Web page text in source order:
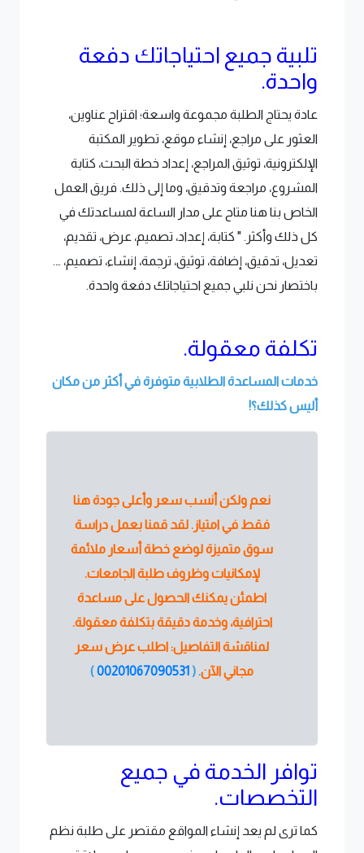
تلبية جميع احتياجاتك دفعة
واحدة.
عادة يحتاج الطلبة مجموعة واسعة؛ اقتراح عناوين،
العثور على مراجع، إنشاء موقع، تطوير المكتبة
الإلكترونية، توثيق المراجع، إعداد خطة البحث، كتابة
المشروع، مراجعة وتدقيق، وما إلى ذلك. فريق العمل
الخاص بنا هنا متاح على مدار الساعة لمساعدتك في
كل ذلك وأكثر. " كتابة، إعداد، تصميم، عرض، تقديم،
تعديل، تدقيق، إضافة، توثيق، ترجمة، إنشاء، تصميم، ….
باختصار نحن نلبي جميع احتياجاتك دفعة واحدة.
تكلفة معقولة.
خدمات المساعدة الطلابية متوفرة في أكثر من مكان
أليس كذلك؟!
نعم ولكن أنسب سعر وأعلى جودة هنا
فقط في امتياز. لقد قمنا بعمل دراسة
سوق متميزة لوضع خطة أسعار ملائمة
لإمكانيات وظروف طلبة الجامعات.
اطمئن يمكنك الحصول على مساعدة
احترافية، وخدمة دقيقة بتكلفة معقولة.
لمناقشة التفاصيل: اطلب عرض سعر
مجاني الآن. (
00201067090531
)
توافر الخدمة في جميع
التخصصات.
كما ترى لم يعد إنشاء المواقع مقتصر على طلبة نظم